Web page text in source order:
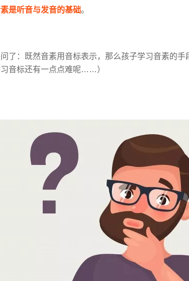
是听音与发音的基础。
了：既然音素用音标表示，那么孩子学习音素的手
习音标还有一点点难呢……）